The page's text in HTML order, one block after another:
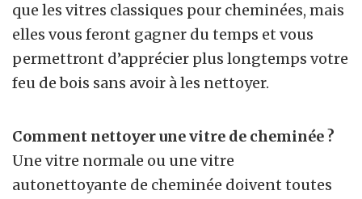
que les vitres classiques pour cheminées, mais
elles vous feront gagner du temps et vous
permettront d’apprécier plus longtemps votre
feu de bois sans avoir à les nettoyer.
Comment nettoyer une vitre de cheminée ?
Une vitre normale ou une vitre
autonettoyante de cheminée doivent toutes